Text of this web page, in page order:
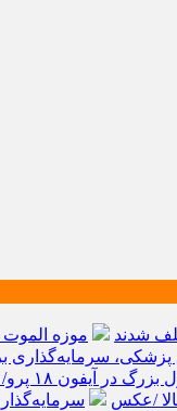
شدند موزه
سرمایه‌گذاری
۱۸ پرو/ سه قابلیت رویایی که بالاخره به حقیقت می‌پیوندند
/عکس